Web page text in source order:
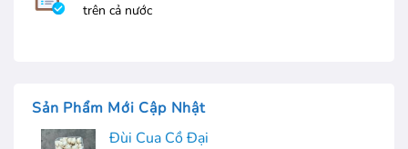
trên cả nước
Sản Phẩm Mới Cập Nhật
Đùi Cua Cồ Đại